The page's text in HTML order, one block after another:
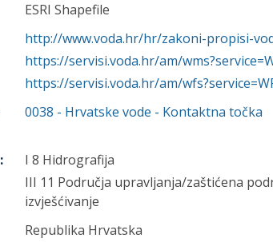
ESRI Shapefile
http://www.voda.hr/hr/zakoni-propisi-
https://servisi.voda.hr/am/
https://servisi.voda.hr/am/
0038 - Hrvatske vode - Kontaktna točka
:
I 8 Hidrografija
III 11 Područja upravljanja/zaštićena
izvješćivanje
Republika Hrvatska